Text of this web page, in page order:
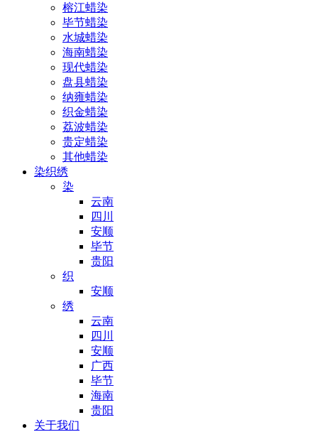
榕江蜡染
毕节蜡染
水城蜡染
海南蜡染
现代蜡染
盘县蜡染
纳雍蜡染
织金蜡染
荔波蜡染
贵定蜡染
其他蜡染
染织绣
染
云南
四川
安顺
毕节
贵阳
织
安顺
绣
云南
四川
安顺
广西
毕节
海南
贵阳
关于我们